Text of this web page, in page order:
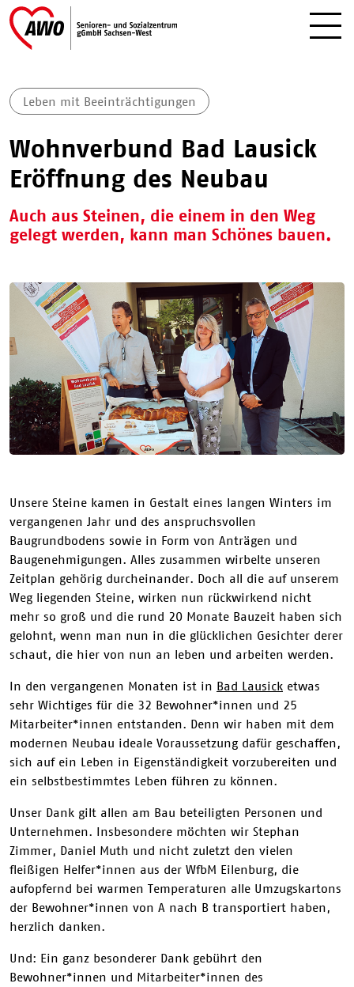
Leben mit Beeinträchtigungen
Wohnverbund Bad Lausick
Eröffnung des Neubau
Auch aus Steinen, die einem in den Weg
gelegt werden, kann man Schönes bauen.
Unsere Steine kamen in Gestalt eines langen Winters im
vergangenen Jahr und des anspruchsvollen
Baugrundbodens sowie in Form von Anträgen und
Baugenehmigungen. Alles zusammen wirbelte unseren
Zeitplan gehörig durcheinander. Doch all die auf unserem
Weg liegenden Steine, wirken nun rückwirkend nicht
mehr so groß und die rund 20 Monate Bauzeit haben sich
gelohnt, wenn man nun in die glücklichen Gesichter derer
schaut, die hier von nun an leben und arbeiten werden.
In den vergangenen Monaten ist in Bad Lausick etwas
sehr Wichtiges für die 32 Bewohner*innen und 25
Mitarbeiter*innen entstanden. Denn wir haben mit dem
modernen Neubau ideale Voraussetzung dafür geschaffen,
sich auf ein Leben in Eigenständigkeit vorzubereiten und
ein selbstbestimmtes Leben führen zu können.
Unser Dank gilt allen am Bau beteiligten Personen und
Unternehmen. Insbesondere möchten wir Stephan
Zimmer, Daniel Muth und nicht zuletzt den vielen
fleißigen Helfer*innen aus der WfbM Eilenburg, die
aufopfernd bei warmen Temperaturen alle Umzugskartons
der Bewohner*innen von A nach B transportiert haben,
herzlich danken.
Und: Ein ganz besonderer Dank gebührt den
Bewohner*innen und Mitarbeiter*innen des